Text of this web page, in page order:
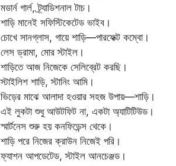
মডার্ন গার্ল, ট্র্যাডিশনাল টাচ।
শাড়ি মানেই সফিস্টিকেটেড ভাইব।
চোখে সানগ্লাস, গায়ে শাড়ি—পারফেক্ট কম্বো।
লেস ড্রামা, মোর স্টাইল।
শাড়িতে আজ নিজেকে সেলিব্রেট করছি।
স্টাইলিশ শাড়ি, স্টানিং আমি।
ভিড়ের মাঝে আলাদা হওয়ার সহজ উপায়—শাড়ি।
এই লুকটা শুধু আউটফিট না, একটা অ্যাটিটিউড।
স্মার্টনেস শুরু হয় কনফিডেন্স থেকে।
শাড়ি পরে নিজের ক্রাউন নিজেই পরি।
ফ্যাশন আপডেটেড, স্টাইল আনচেঞ্জড।